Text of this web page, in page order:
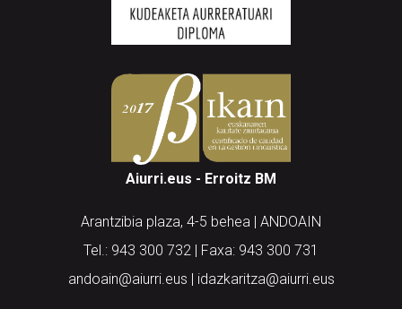
Aiurri.eus - Erroitz BM
Arantzibia plaza, 4-5 behea | ANDOAIN
Tel.: 943 300 732 | Faxa: 943 300 731
andoain@aiurri.eus | idazkaritza@aiurri.eus